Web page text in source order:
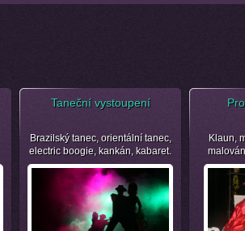
Taneční vystoupení
Brazilský tanec, orientální tanec,
electric boogie, kankán, kabaret.
Klaun,